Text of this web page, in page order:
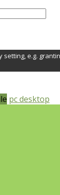
setting, e.g.
pc desktop